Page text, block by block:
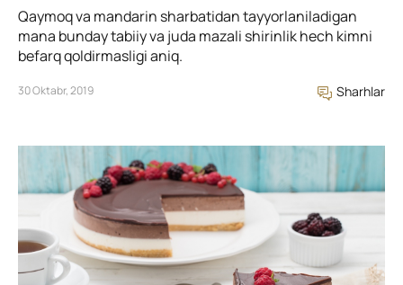
Qaymoq va mandarin sharbatidan tayyorlaniladigan
mana bunday tabiiy va juda mazali shirinlik hech kimni
befarq qoldirmasligi aniq.
30 Oktabr, 2019 Sharhlar